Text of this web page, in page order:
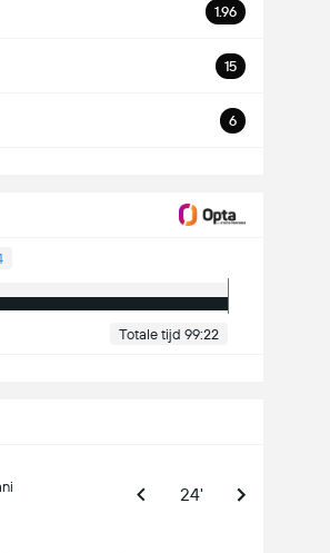
1.96
15
6
Totale tijd 99:22
24'